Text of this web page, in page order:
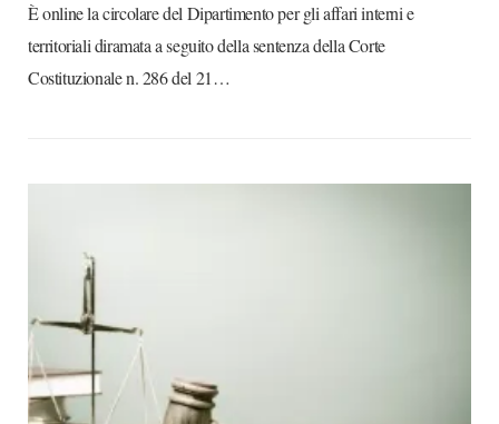
È online la circolare del Dipartimento per gli affari interni e
territoriali diramata a seguito della sentenza della Corte
Costituzionale n. 286 del 21…